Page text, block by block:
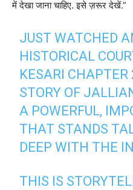
में देखा जाना चाहिए. इसे ज़रूर देखें.”
JUST WATCHED
HISTORICAL
KESARI CHAPTER
STORY OF
A POWERFUL,
THAT STANDS
DEEP WITH THE
THIS IS